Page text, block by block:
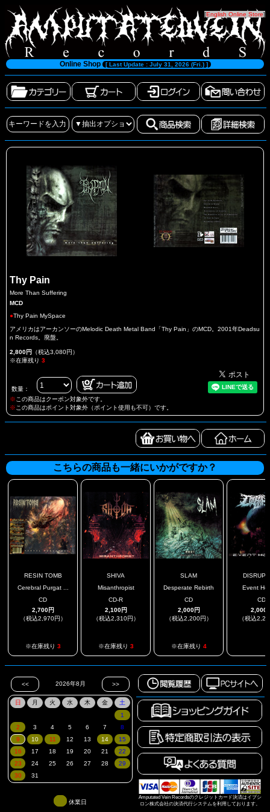
[English Online Store]
Online Shop [ Last Update : July 31, 2026 (Fri.) ]
Thy Pain
More Than Suffering
MCD
●Thy Pain MySpace
アメリカはアーカンソーのMelodic Death Metal Band「Thy Pain」のMCD。2001年Deadsu
n Records。廃盤。
2,800円 （税込3,080円）
※在庫残り 3
数量：
※ この商品はクーポン対象外です。
※ この商品はポイント対象外（ポイント使用も不可）です。
こちらの商品も一緒にいかがですか？
RESIN TOMB
Cerebral Purgat ...
CD
2,700円
（税込2,970円）
※在庫残り 3
SHIVA
Misanthropist
CD-R
2,100円
（税込2,310円）
※在庫残り 3
SLAM
Desperate Rebirth
CD
2,000円
（税込2,200円）
※在庫残り 4
Event
CD
2,000
（税込
Amputated Vein Recordsのクレジットカード決済はイプシ
ロン株式会社の決済代行システムを利用しております。
休業日